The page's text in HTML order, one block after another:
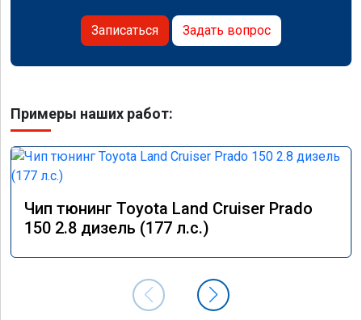
Записаться Задать вопрос
Примеры наших работ:
Чип тюнинг Toyota Land Cruiser Prado
150 2.8 дизель (177 л.с.)